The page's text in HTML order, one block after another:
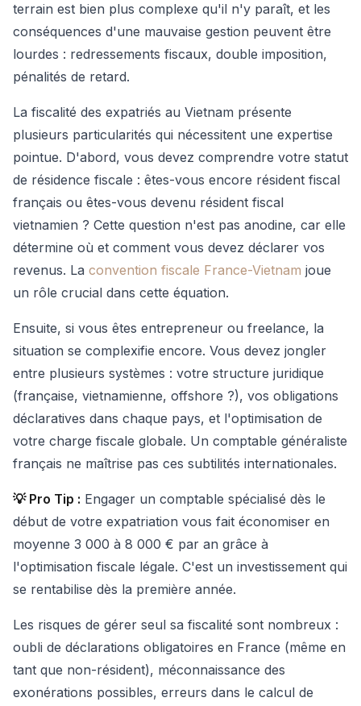
terrain est bien plus complexe qu'il n'y paraît, et les
conséquences d'une mauvaise gestion peuvent être
lourdes : redressements fiscaux, double imposition,
pénalités de retard.
La fiscalité des expatriés au Vietnam présente
plusieurs particularités qui nécessitent une expertise
pointue. D'abord, vous devez comprendre votre statut
de résidence fiscale : êtes-vous encore résident fiscal
français ou êtes-vous devenu résident fiscal
vietnamien ? Cette question n'est pas anodine, car elle
détermine où et comment vous devez déclarer vos
revenus. La convention fiscale France-Vietnam joue
un rôle crucial dans cette équation.
Ensuite, si vous êtes entrepreneur ou freelance, la
situation se complexifie encore. Vous devez jongler
entre plusieurs systèmes : votre structure juridique
(française, vietnamienne, offshore ?), vos obligations
déclaratives dans chaque pays, et l'optimisation de
votre charge fiscale globale. Un comptable généraliste
français ne maîtrise pas ces subtilités internationales.
💡 Pro Tip : Engager un comptable spécialisé dès le
début de votre expatriation vous fait économiser en
moyenne 3 000 à 8 000 € par an grâce à
l'optimisation fiscale légale. C'est un investissement qui
se rentabilise dès la première année.
Les risques de gérer seul sa fiscalité sont nombreux :
oubli de déclarations obligatoires en France (même en
tant que non-résident), méconnaissance des
exonérations possibles, erreurs dans le calcul de